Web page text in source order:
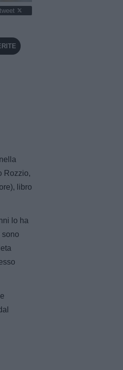
tweet
Rozzio,
libro
lo ha
sono